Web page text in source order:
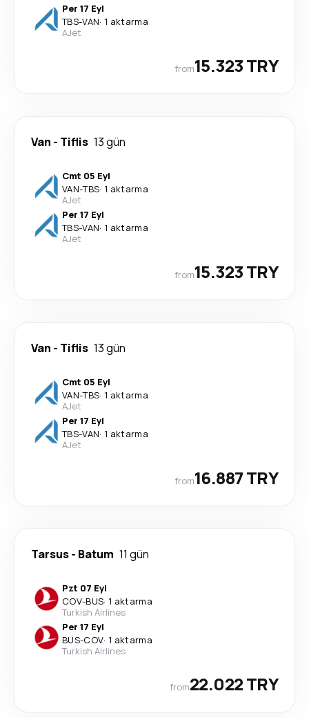
Per 17 Eyl
TBS-VAN· 1 aktarma
AJet
from15.323 TRY
Van - Tiflis 13 gün
Cmt 05 Eyl
VAN-TBS· 1 aktarma
AJet
Per 17 Eyl
TBS-VAN· 1 aktarma
AJet
from15.323 TRY
Van - Tiflis 13 gün
Cmt 05 Eyl
VAN-TBS· 1 aktarma
AJet
Per 17 Eyl
TBS-VAN· 1 aktarma
AJet
from16.887 TRY
Tarsus- Batum 11 gün
Pzt 07 Eyl
COV-BUS· 1 aktarma
Turkish Airlines
Per 17 Eyl
BUS-COV· 1 aktarma
Turkish Airlines
from22.022 TRY